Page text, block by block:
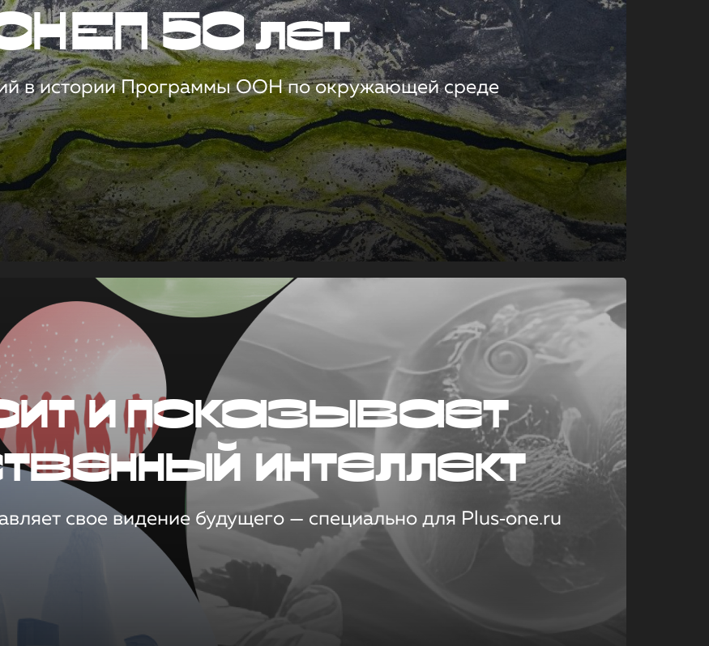
50 лет
в истории Программы ООН по окружающей среде
и показывает
интеллект
свое видение будущего — специально для Plus‑one.ru